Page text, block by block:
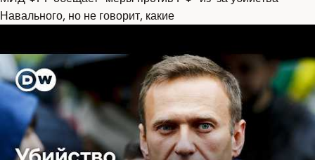
Навального, но не говорит, какие